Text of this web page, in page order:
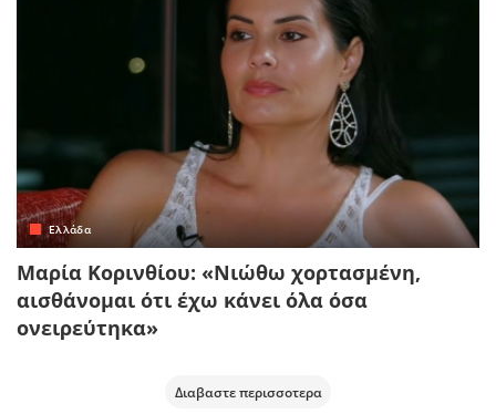
Ελλάδα
Μαρία Κορινθίου: «Νιώθω χορτασμένη,
αισθάνομαι ότι έχω κάνει όλα όσα
ονειρεύτηκα»
Διαβαστε περισσοτερα